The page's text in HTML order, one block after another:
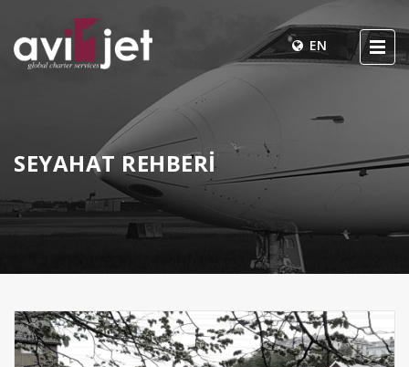
EN
SEYAHAT REHBERİ